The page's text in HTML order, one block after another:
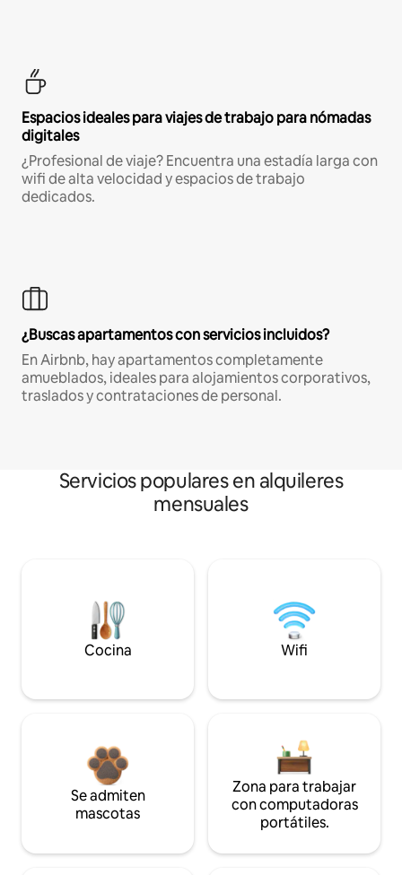
Espacios ideales para viajes de trabajo para nómadas
digitales
¿Profesional de viaje? Encuentra una estadía larga con
wifi de alta velocidad y espacios de trabajo
dedicados.
¿Buscas apartamentos con servicios incluidos?
En Airbnb, hay apartamentos completamente
amueblados, ideales para alojamientos corporativos,
traslados y contrataciones de personal.
Servicios populares en alquileres
mensuales
Cocina Wifi
Se admiten
mascotas
Zona para trabajar
con computadoras
portátiles.